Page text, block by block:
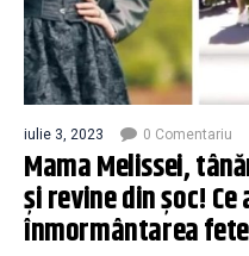
iulie 3, 2023 0 Comentariu
Mama Melissei,
și revine din șoc!
înmormântarea